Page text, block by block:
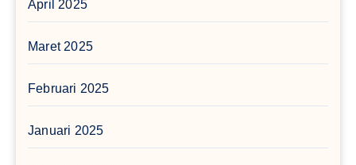
April 2025
Maret 2025
Februari 2025
Januari 2025